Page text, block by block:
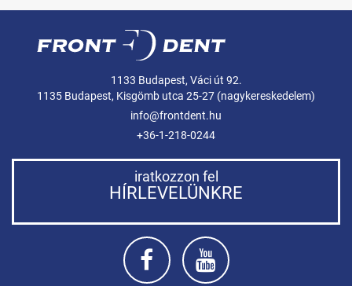
1133 Budapest, Váci út 92.
1135 Budapest, Kisgömb utca 25-27 (nagykereskedelem)
info@frontdent.hu
+36-1-218-0244
iratkozzon fel
HÍRLEVELÜNKRE